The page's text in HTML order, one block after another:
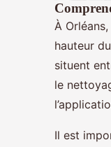
À
hauteur
situent
le
Il est